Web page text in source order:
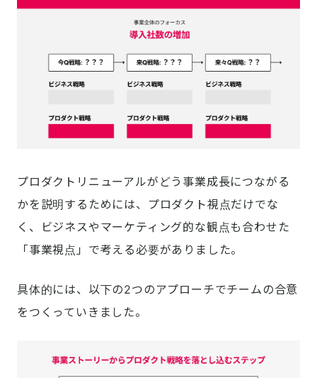
プロダクトリニューアルがどう事業成長につながる
かを説明するためには、プロダクト視点だけでな
く、ビジネスやマーケティング的な観点も合わせた
「事業視点」で考える必要がありました。
具体的には、以下の2つのアプローチでチームの合意
をつくっていきました。